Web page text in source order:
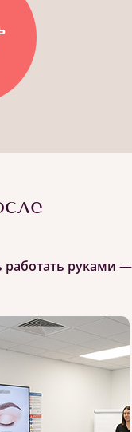
работать руками —